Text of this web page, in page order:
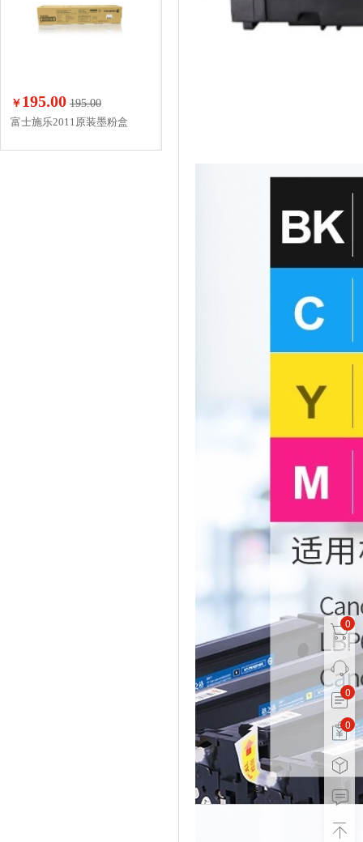
0
0
0 0
￥ 195.00 195.00
富士施乐2011原装墨粉盒